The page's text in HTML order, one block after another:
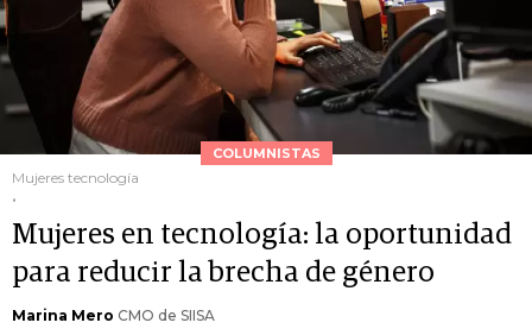
COLUMNISTAS
Mujeres tecnología
.
Mujeres en tecnología: la oportunidad
para reducir la brecha de género
Marina Mero CMO de SIISA